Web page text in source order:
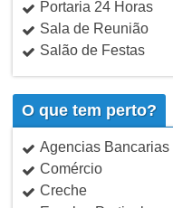
Portaria 24 Horas
Sala de Reunião
Salão de Festas
O que tem perto?
Agencias Bancarias
Comércio
Creche